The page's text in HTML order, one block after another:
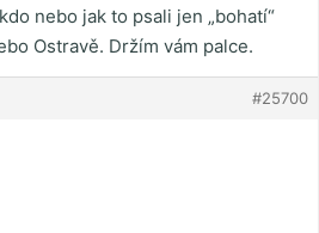
nebo jak to psali jen „bohatí“
Ostravě. Držím vám palce.
#25700